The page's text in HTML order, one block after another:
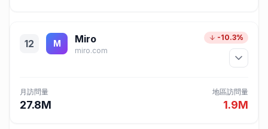
12 M Miro
miro.com
-10.3%
月訪問量
27.8M
地區訪問量
1.9M